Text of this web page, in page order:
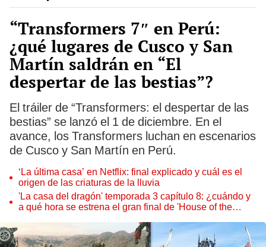
“Transformers 7″ en Perú:
¿qué lugares de Cusco y San
Martín saldrán en “El
despertar de las bestias”?
El tráiler de “Transformers: el despertar de las
bestias” se lanzó el 1 de diciembre. En el
avance, los Transformers luchan en escenarios
de Cusco y San Martín en Perú.
‘La última casa’ en Netflix: final explicado y cuál es el
origen de las criaturas de la lluvia
'La casa del dragón' temporada 3 capítulo 8: ¿cuándo y
a qué hora se estrena el gran final de 'House of the